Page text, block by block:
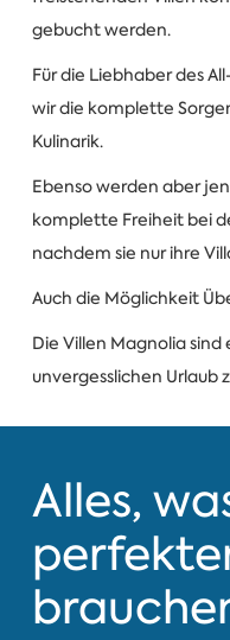
gebucht werden.
Für die Liebhaber des
wir die komplette
Kulinarik.
Ebenso werden aber
komplette Freiheit bei
nachdem sie nur ihre
Auch die Möglichkeit
Die Villen Magnolia
unvergesslichen Urlaub
Alles,